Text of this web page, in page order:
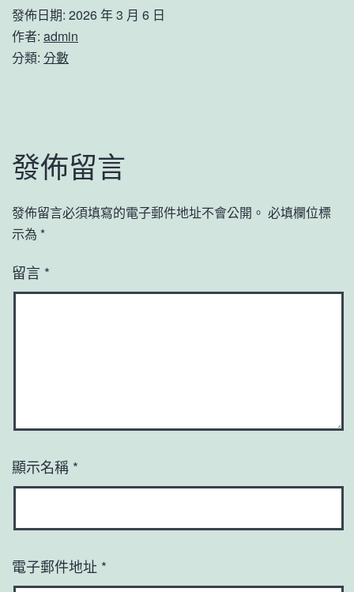
發佈日期: 2026 年 3 月 6 日
作者: admin
分類: 分數
發佈留言
發佈留言必須填寫的電子郵件地址不會公開。 必填欄位標
示為 *
留言 *
顯示名稱 *
電子郵件地址 *